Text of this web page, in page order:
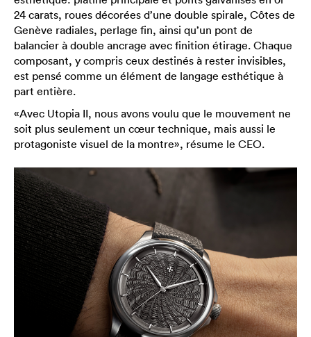
24 carats, roues décorées d’une double spirale, Côtes de
Genève radiales, perlage fin, ainsi qu’un pont de
balancier à double ancrage avec finition étirage. Chaque
composant, y compris ceux destinés à rester invisibles,
est pensé comme un élément de langage esthétique à
part entière.
«Avec Utopia II, nous avons voulu que le mouvement ne
soit plus seulement un cœur technique, mais aussi le
protagoniste visuel de la montre», résume le CEO.